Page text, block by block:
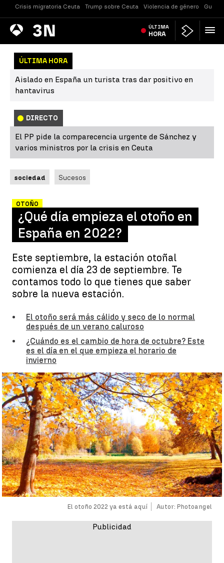
Crisis migratoria Ceuta Trump sobre Ceuta Violencia de género
Antena
3 Noticias ÚLTIMA
HORA
ÚLTIMA HORA
Aislado en España un turista tras dar positivo en
hantavirus
DIRECTO
El PP pide la comparecencia urgente de Sánchez y
varios ministros por la crisis en Ceuta
sociedad Sucesos
OTOÑO
¿Qué día empieza el otoño en
España en 2022?
Este septiembre, la estación otoñal
comienza el día 23 de septiembre. Te
contamos todo lo que tienes que saber
sobre la nueva estación.
El otoño será más cálido y seco de lo normal
después de un verano caluroso
¿Cuándo es el cambio de hora de octubre? Este
es el día en el que empieza el horario de
invierno
El otoño 2022 ya está aquí Autor: Photoangel